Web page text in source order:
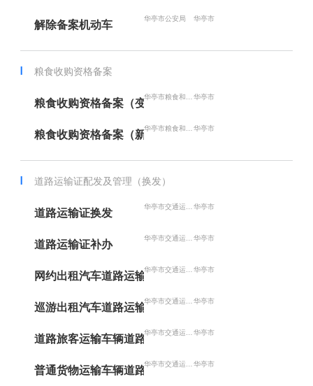
解除备案机动车 华亭市公安局 华亭市
粮食收购资格备案
粮食收购资格备案（变更） 华亭市
粮食收购资格备案（新立） 华亭市
道路运输证配发及管理（换发）
道路运输证换发 华亭市
道路运输证补办 华亭市
网约出租汽车道路运输证配发 华亭市
巡游出租汽车道路运输证配发 华亭市
道路旅客运输车辆道路运输证配发华亭市
普通货物运输车辆道路运输证配发华亭市